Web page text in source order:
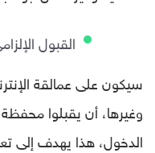
القبول
سيكون على عمالقة
وغيرها، أن يقبلوا محفظة
الدخول، هذا يهدف إلى